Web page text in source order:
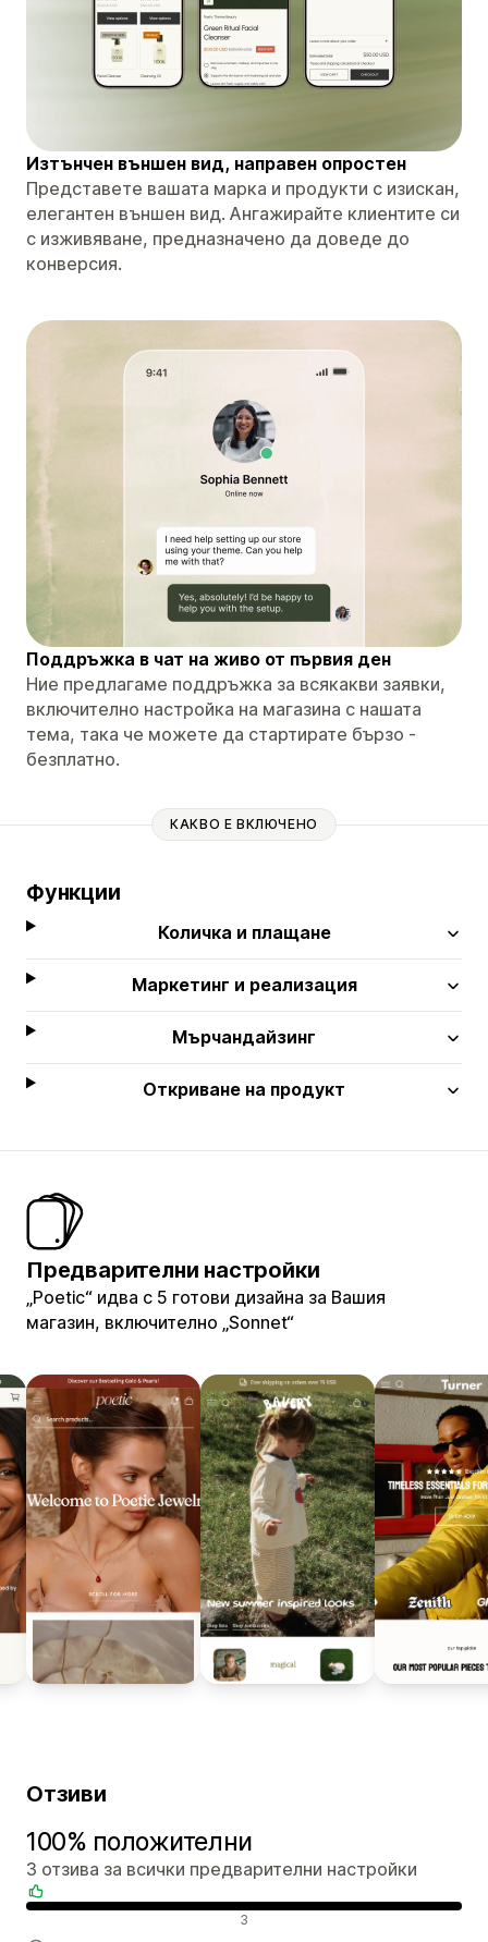
Изтънчен външен вид, направен опростен
Представете вашата марка и продукти с изискан,
елегантен външен вид. Ангажирайте клиентите си
с изживяване, предназначено да доведе до
конверсия.
Поддръжка в чат на живо от първия ден
Ние предлагаме поддръжка за всякакви заявки,
включително настройка на магазина с нашата
тема, така че можете да стартирате бързо -
безплатно.
КАКВО Е ВКЛЮЧЕНО
Функции
Количка и плащане
Маркетинг и реализация
Мърчандайзинг
Откриване на продукт
Предварителни настройки
„Poetic“ идва с 5 готови дизайна за Вашия
магазин, включително „Sonnet“
Отзиви
100% положителни
3 отзива за всички предварителни настройки
3